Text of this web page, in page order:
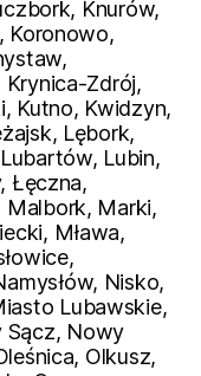
Knurów,
Koronowo,
Krynica-Zdrój,
Kutno, Kwidzyn,
Lębork,
Lubin,
Łęczna,
Marki,
Mława,
Nisko,
Lubawskie,
Nowy
Olkusz,